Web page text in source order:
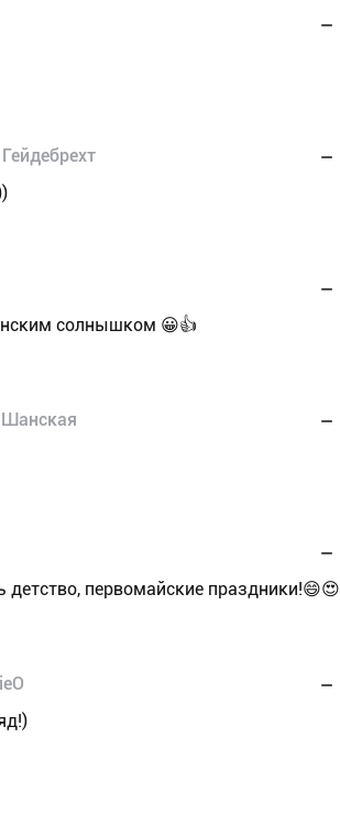
солнышком 😀👍
Шанская
первомайские праздники!😄😍